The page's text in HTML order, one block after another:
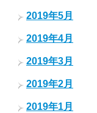
2019年5月
2019年4月
2019年3月
2019年2月
2019年1月